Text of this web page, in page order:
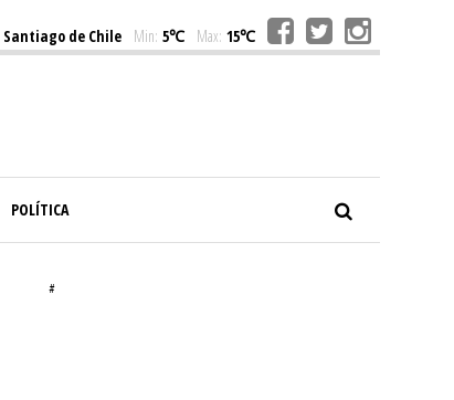
Santiago de Chile Min: 5℃ Max: 15℃
POLÍTICA
#